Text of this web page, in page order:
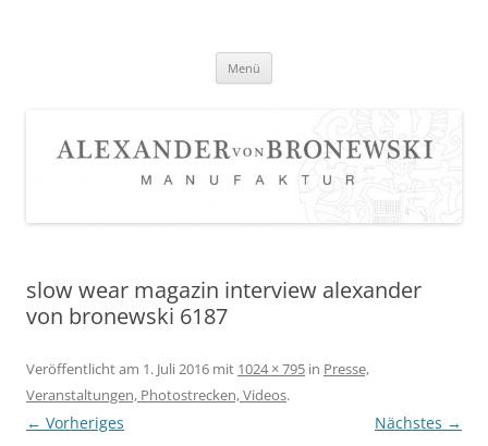
Menü
slow wear magazin interview alexander
von bronewski 6187
Veröffentlicht am 1. Juli 2016 mit 1024 × 795 in Presse,
Veranstaltungen, Photostrecken, Videos.
← Vorheriges Nächstes →